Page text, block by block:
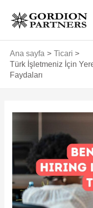
Ana sayfa
Ticari
Türk İşletmeniz İçin
Faydaları